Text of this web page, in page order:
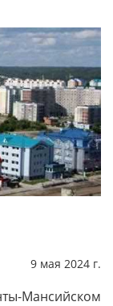
9 мая 2024 г.
Мансийском